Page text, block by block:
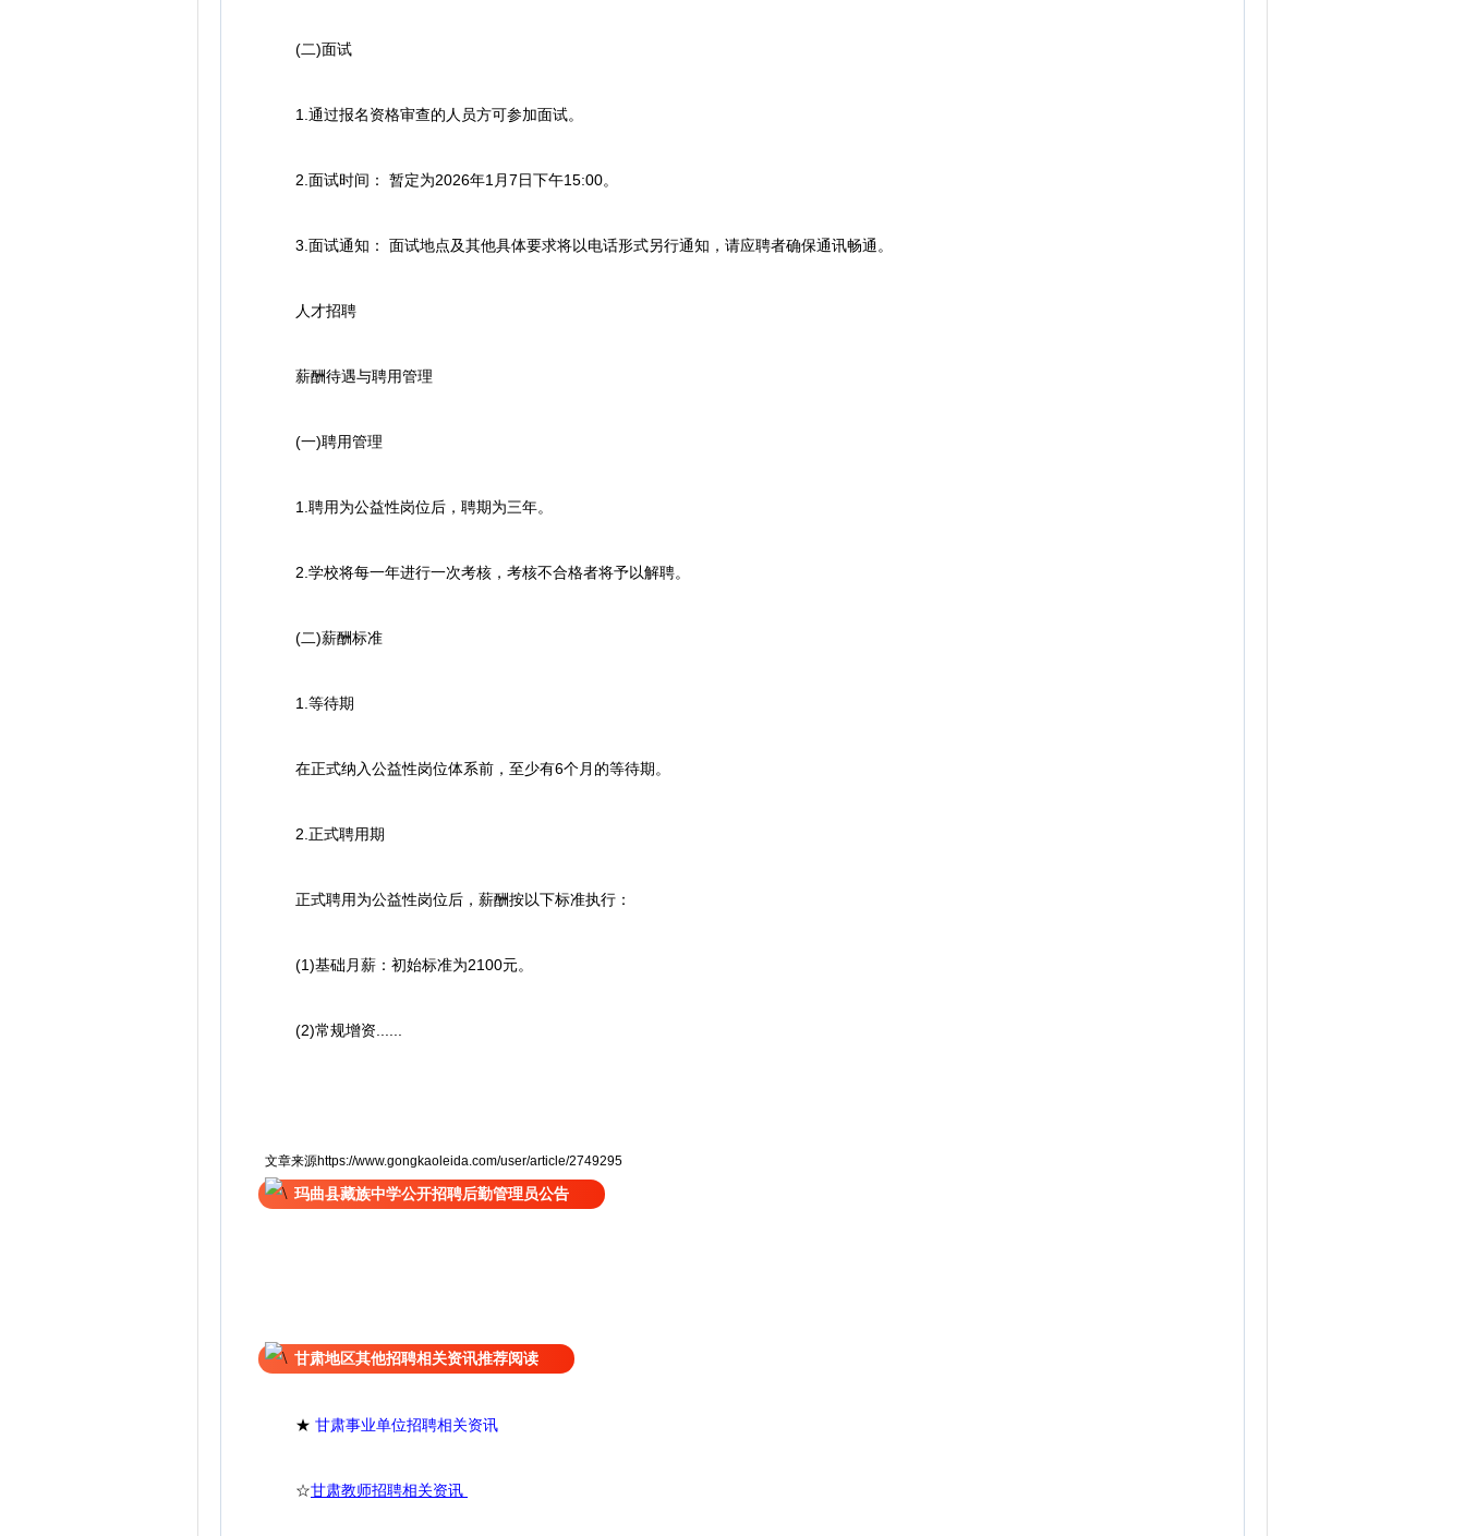
(二)面试
1.通过报名资格审查的人员方可参加面试。
2.面试时间： 暂定为2026年1月7日下午15:00。
3.面试通知： 面试地点及其他具体要求将以电话形式另行通知，请应聘者确保通讯畅通。
人才招聘
薪酬待遇与聘用管理
(一)聘用管理
1.聘用为公益性岗位后，聘期为三年。
2.学校将每一年进行一次考核，考核不合格者将予以解聘。
(二)薪酬标准
1.等待期
在正式纳入公益性岗位体系前，至少有6个月的等待期。
2.正式聘用期
正式聘用为公益性岗位后，薪酬按以下标准执行：
(1)基础月薪：初始标准为2100元。
(2)常规增资......
文章来源https://www.gongkaoleida.com/user/article/2749295
玛曲县藏族中学公开招聘后勤管理员公告
甘肃地区其他招聘相关资讯推荐阅读
★ 甘肃事业单位招聘相关资讯
☆甘肃教师招聘相关资讯